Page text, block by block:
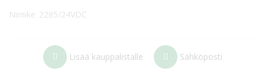
Nimike 2285/24VDC
Lisää kauppalistalle Sähköposti